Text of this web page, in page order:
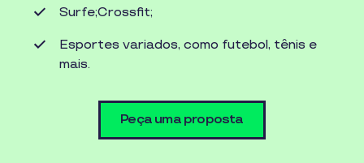
Surfe;Crossfit;
Esportes variados, como futebol, tênis e
mais.
Peça uma proposta